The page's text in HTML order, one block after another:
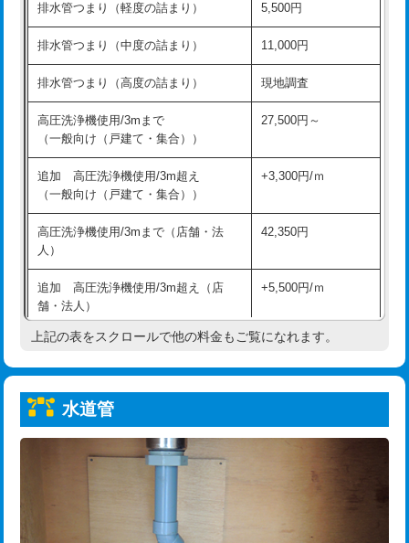
※給水管工事は20mmまでの価格です。
持込商品取付（浄水器・分岐水栓） 16,500円
給水管工事※（ホール加工) 16,500円
給水管工事※（バンド止め) 3,300円
給水管工事※（支持金具設置)
給水管工事※（保温材使用（バンド止
め込み）)
5,500円
給水管工事※（土の掘削・埋め戻し作
業)
11,000円
給水管工事※（塩ビ管（VP・HI）使
用/3ｍまで)
33,000円
給水管工事※（塩ビ管（VP・HI）使
+8,800円
給水管工事※（ライニング鋼管・銅
管・ポリ管・HT管使用/3ｍまで)
給水管工事※（ライニング鋼管・銅
管・ポリ管・HT管使用/3ｍ超え)
排水管工事（土の掘削・埋め戻し作
11,000円~
排水管つまり（軽度の詰まり） 5,500円
排水管つまり（中度の詰まり） 11,000円
排水管つまり（高度の詰まり） 現地調査
高圧洗浄機使用/3mまで
（一般向け（戸建て・集合））
27,500円～
追加 高圧洗浄機使用/3m超え
（一般向け（戸建て・集合））
+3,300円/ｍ
高圧洗浄機使用/3mまで（店舗・法
人）
42,350円
追加 高圧洗浄機使用/3m超え（店
舗・法人）
+5,500円/ｍ
高度高圧洗浄換 現地調査
トーラー機使用/3mまで
追加トーラー機使用/3m超え
33,000円
8,800円
上記の表をスクロールで他の料金もご覧になれます。
水道管